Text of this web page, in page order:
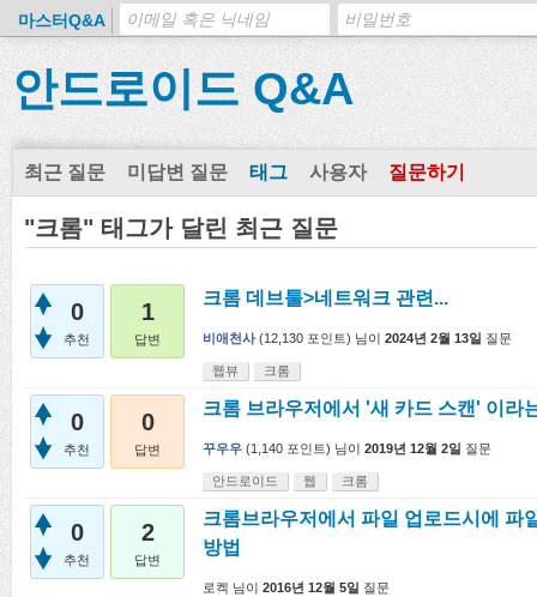
마스터Q&A
안드로이드 Q&A
최근 질문 미답변 질문 태그 사용자 질문하기
"크롬" 태그가 달린 최근 질문
0
추천
1
답변
크롬 데브툴>네트워크 관련...
비애천사 (12,130 포인트) 님이 2024년 2월 13일 질문
웹뷰 크롬
0
추천
0
답변
크롬 브라우저에서 '새 카드 스캔' 이라
꾸우우 (1,140 포인트) 님이 2019년 12월 2일 질문
안드로이드 웹 크롬
0
추천
2
답변
크롬브라우저에서 파일 업로드시에 파
방법
로켁 님이 2016년 12월 5일 질문